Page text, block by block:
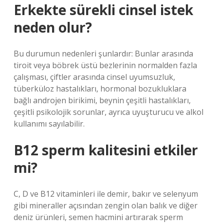
Erkekte sürekli cinsel istek
neden olur?
Bu durumun nedenleri şunlardır: Bunlar arasında
tiroit veya böbrek üstü bezlerinin normalden fazla
çalışması, çiftler arasında cinsel uyumsuzluk,
tüberküloz hastalıkları, hormonal bozukluklara
bağlı androjen birikimi, beynin çeşitli hastalıkları,
çeşitli psikolojik sorunlar, ayrıca uyuşturucu ve alkol
kullanımı sayılabilir.
B12 sperm kalitesini etkiler
mi?
C, D ve B12 vitaminleri ile demir, bakır ve selenyum
gibi mineraller açısından zengin olan balık ve diğer
deniz ürünleri, semen hacmini artırarak sperm